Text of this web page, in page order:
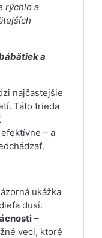
rýchlo a
a
najčastejšie
Táto trieda
– a
ukážka
dusí.
–
veci, ktoré